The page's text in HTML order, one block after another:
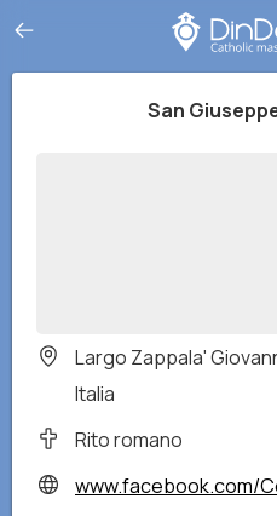
San
Largo Zappala'
Italia
Rito romano
www.facebook.com/